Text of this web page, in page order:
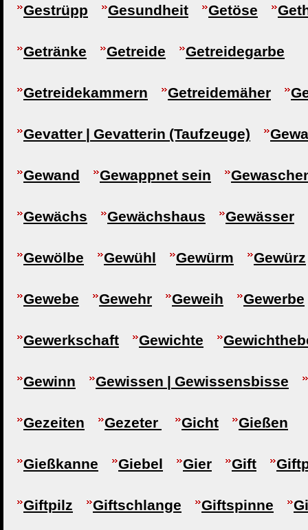
Gestrüpp Gesundheit Getöse
Getränke Getreide Getreidegarbe
Getreidekammern Getreidemäher
Gevatter | Gevatterin (Taufzeuge)
Gewand Gewappnet sein
Gewächs Gewächshaus Gewässer
Gewölbe Gewühl Gewürm Gewürz
Gewebe Gewehr Geweih Gewerbe
Gewerkschaft Gewichte
Gewinn Gewissen | Gewissensbisse
Gezeiten Gezeter Gicht Gießen
Gießkanne Giebel Gier Gift
Giftpilz Giftschlange Giftspinne